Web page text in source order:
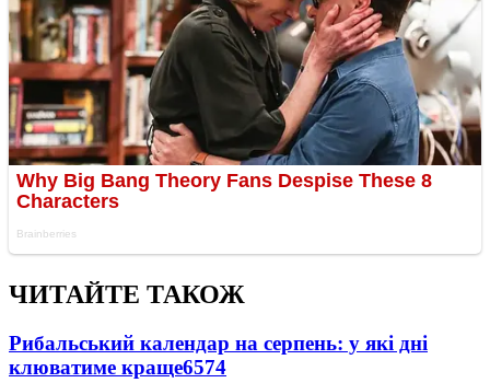
ЧИТАЙТЕ ТАКОЖ
Рибальський календар на серпень: у які дні
клюватиме краще6574